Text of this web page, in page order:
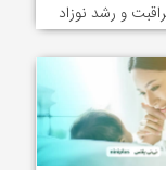
و رشد نوزاد